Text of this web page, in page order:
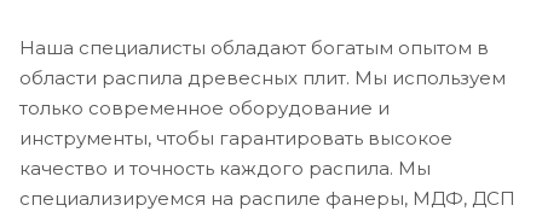
Наша специалисты обладают богатым опытом в
области распила древесных плит. Мы используем
только современное оборудование и
инструменты, чтобы гарантировать высокое
качество и точность каждого распила. Мы
специализируемся на распиле фанеры, МДФ, ДСП